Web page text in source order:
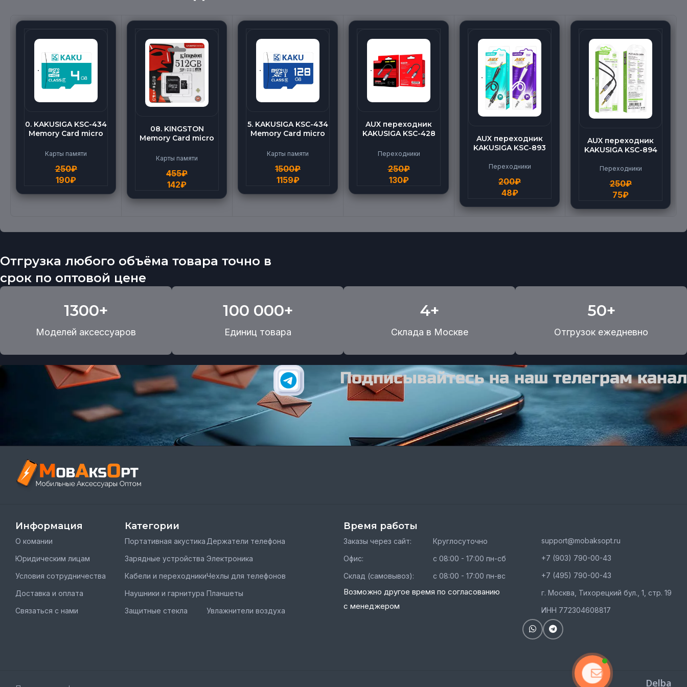
0. KAKUSIGA KSC-434
Memory Card micro
Speed (4G)
Карты памяти
250₽
190₽
08. KINGSTON
Memory Card micro
Карты памяти
455₽
142₽
5. KAKUSIGA KSC-434
Memory Card micro
Speed (128G)
Карты памяти
1500₽
1159₽
AUX переходник
KAKUSIGA KSC-428
Переходники
250₽
130₽
AUX переходник
KAKUSIGA KSC-893
Переходники
200₽
48₽
AUX переходник
KAKUSIGA KSC-894
Переходники
250₽
75₽
Отгрузка любого объёма товара точно в
срок по оптовой цене
1300+
Моделей аксессуаров
100 000+
Единиц товара
4+
Склада в Москве
50+
Отгрузок ежедневно
Подписывайтесь на наш телеграм канал
Информация
О комании
Юридическим лицам
Условия сотрудничества
Доставка и оплата
Связаться с нами
Категории
Портативная акустика
Зарядные устройства
Кабели и переходники
Наушники и гарнитура
Защитные стекла
Держатели телефона
Электроника
Чехлы для телефонов
Планшеты
Увлажнители воздуха
Время работы
Заказы через сайт:
Офис:
Склад (самовывоз):
Круглосуточно
с 08:00 - 17:00 пн-сб
с 08:00 - 17:00 пн-вс
Возможно другое время по согласованию
с менеджером
support@mobaksopt.ru
+7 (903) 790-00-43
+7 (495) 790-00-43
г. Москва, Тихорецкий бул., 1, стр. 19
ИНН 772304608817
Delba
Связаться с
нами